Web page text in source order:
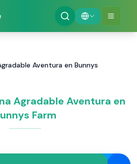
Aventura en Bunnys
Agradable Aventura en
Farm